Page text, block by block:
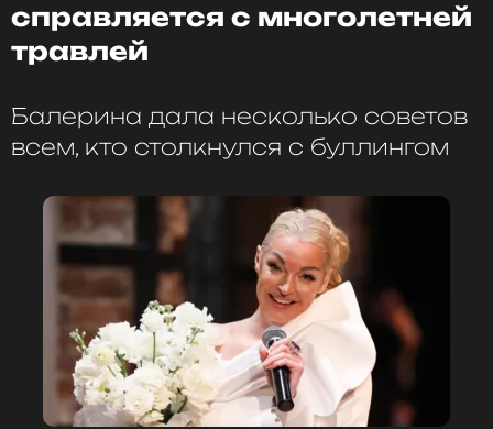
справляется с многолетней
травлей
Балерина дала несколько советов
всем, кто столкнулся с буллингом